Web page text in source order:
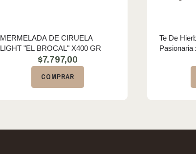
MERMELADA DE CIRUELA
LIGHT "EL BROCAL" X400 GR
$7.797,00
COMPRAR
Te De
Pasionaria